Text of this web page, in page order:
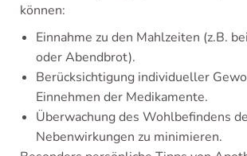
können:
Einnahme zu den Mahlzeiten (z.B.
oder Abendbrot).
Berücksichtigung individueller
Einnehmen der Medikamente.
Überwachung des Wohlbefindens
Nebenwirkungen zu minimieren.